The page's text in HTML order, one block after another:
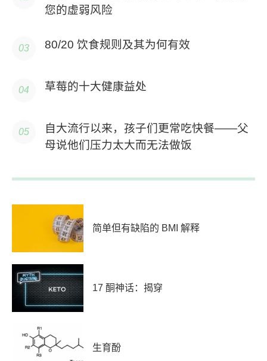
您的虚弱风险
80/20 饮食规则及其为何有效
草莓的十大健康益处
自大流行以来，孩子们更常吃快餐——父
母说他们压力太大而无法做饭
简单但有缺陷的 BMI 解释
17 酮神话：揭穿
生育酚